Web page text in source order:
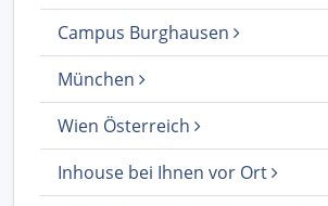
Campus Burghausen
München
Wien Österreich
Inhouse bei Ihnen vor Ort